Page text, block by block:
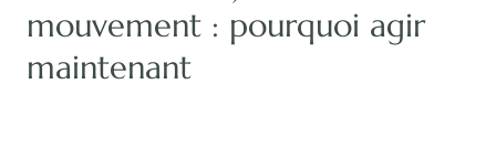
mouvement : pourquoi agir
maintenant